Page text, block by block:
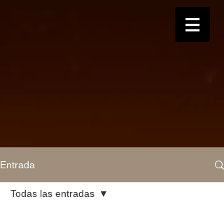
Entrada
Todas las entradas